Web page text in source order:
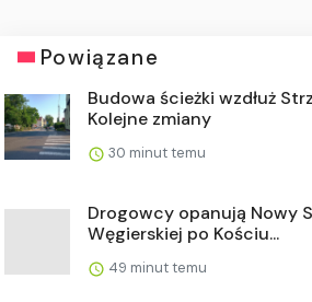
Powiązane
Budowa ścieżki wzdłuż
Kolejne zmiany
30 minut temu
Drogowcy opanują Nowy
Węgierskiej po Kościu...
49 minut temu